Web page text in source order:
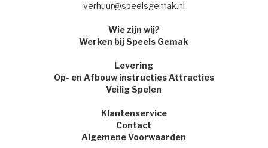
verhuur@speelsgemak.nl
Wie zijn wij?
Werken bij Speels Gemak
Levering
Op- en Afbouw instructies Attracties
Veilig Spelen
Klantenservice
Contact
Algemene Voorwaarden